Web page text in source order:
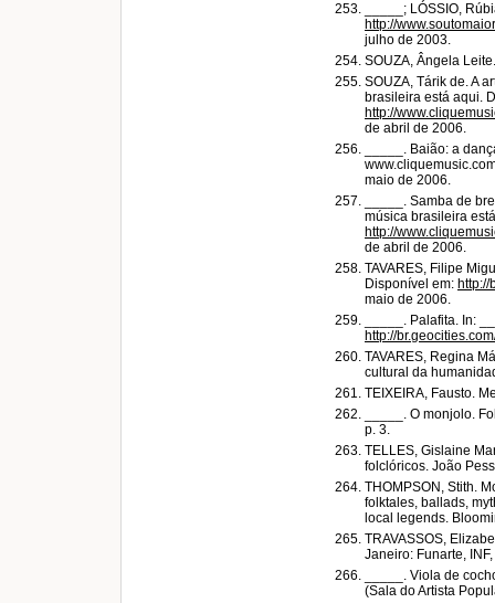
_____; LÓSSIO,
http://
julho de 2003.
SOUZA, Ângela
SOUZA, Tárik de. A
brasileira está aqui.
http://
de abril de 2006.
_____. Baião: a
maio de 2006.
_____. Samba de
música brasileira
http://
de abril de 2006.
TAVARES, Filipe
Disponível em: http://
maio de 2006.
_____. Palafita. In:
http://
TAVARES, Regina
cultural da
TEIXEIRA, Fausto.
_____. O monjolo.
p. 3.
TELLES, Gislaine
folclóricos. João
THOMPSON, Stith.
folktales, ballads,
local legends.
TRAVASSOS,
Janeiro: Funarte,
_____. Viola de
(Sala do Artista